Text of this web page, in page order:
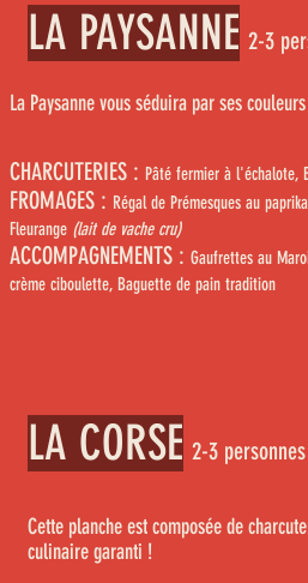
LA PAYSANNE 2-3
La Paysanne vous séduira par ses
CHARCUTERIES : Pâté fermier à l'échalote,
FROMAGES : Régal de Prémesques au paprika
Fleurange (lait de vache cru)
ACCOMPAGNEMENTS : Gaufrettes au
crème ciboulette, Baguette de pain tradition
LA CORSE 2-3 pers
Cette planche est composée de
culinaire garanti !